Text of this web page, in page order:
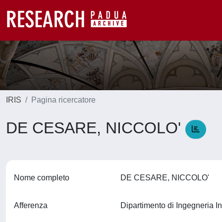
IRIS Pagina ricercatore
DE CESARE, NICCOLO'
Nome completo DE CESARE, NICCOLO'
Afferenza Dipartimento di Ingegneria